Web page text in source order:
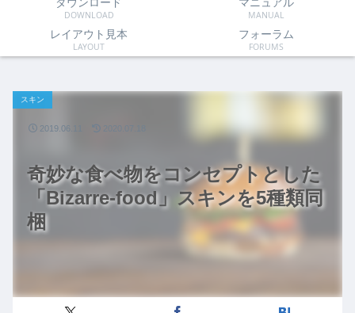
DOWNLOAD MANUAL
レイアウト見本
LAYOUT
フォーラム
FORUMS
奇妙な食べ物をコンセプトとした
「Bizarre-food」スキンを5種類同
梱
スキン
2019.06.11 2020.07.18